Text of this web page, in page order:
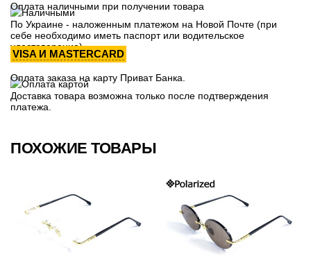
Оплата наличными при получении товара
По Украине - наложенным платежом на Новой Почте (при
себе необходимо иметь паспорт или водительское
удостоверение)
VISA И MASTERCARD
Оплата заказа на карту Приват Банка.
Доставка товара возможна только после подтверждения
платежа.
ПОХОЖИЕ ТОВАРЫ